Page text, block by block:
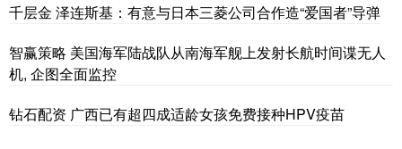
千层金 泽连斯基：有意与日本三菱公司合作造“爱国者”导弹
智赢策略 美国海军陆战队从南海军舰上发射长航时间谍无人
机, 企图全面监控
钻石配资 广西已有超四成适龄女孩免费接种HPV疫苗